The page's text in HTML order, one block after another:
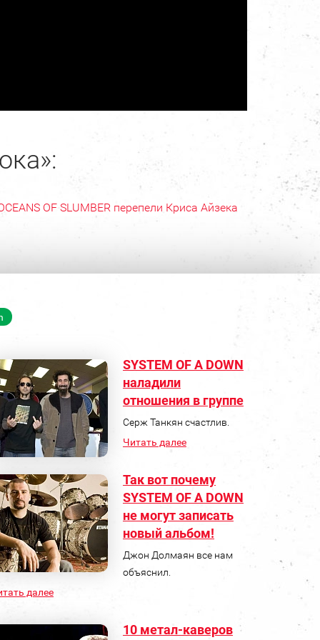
OF SLUMBER перепели Криса Айзека
SYSTEM OF A DOWN
наладили
отношения в группе
Серж Танкян счастлив.
Читать далее
Так вот почему
SYSTEM OF A DOWN
не могут записать
новый альбом!
Джон Долмаян все нам
объяснил.
далее
10 метал-каверов